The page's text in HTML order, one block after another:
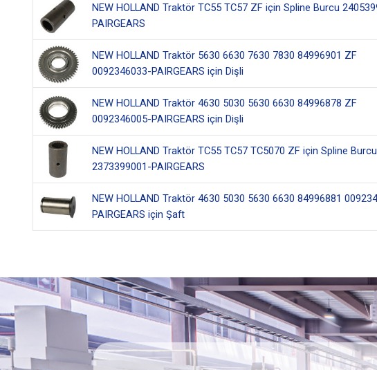
NEW HOLLAND Traktör TC55 TC57 ZF için Spline Burcu
PAIRGEARS
NEW HOLLAND Traktör 5630 6630 7630 7830 84996901 ZF
0092346033-PAIRGEARS için Dişli
NEW HOLLAND Traktör 4630 5030 5630 6630 84996878 ZF
0092346005-PAIRGEARS için Dişli
NEW HOLLAND Traktör TC55 TC57 TC5070 ZF için Spline Burcu
2373399001-PAIRGEARS
NEW HOLLAND Traktör 4630 5030 5630 6630 84996881
PAIRGEARS için Şaft